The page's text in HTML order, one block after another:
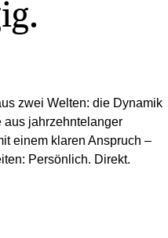
zwei Welten: die Dynamik
aus jahrzehntelanger
einem klaren Anspruch –
Persönlich. Direkt.